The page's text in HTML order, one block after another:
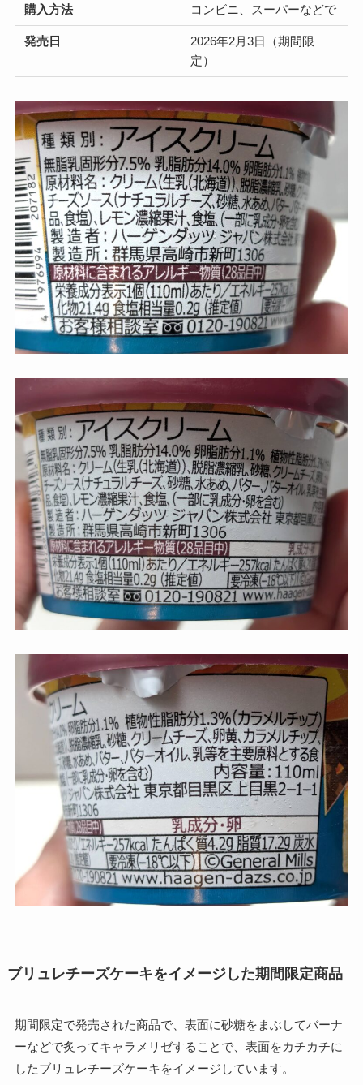
購入方法 コンビニ、スーパーなどで
発売日
2026年2月3日（期間限
定）
ブリュレチーズケーキをイメージした期間限定商品
期間限定で発売された商品で、表面に砂糖をまぶしてバーナ
ーなどで炙ってキャラメリゼすることで、表面をカチカチに
したブリュレチーズケーキをイメージしています。